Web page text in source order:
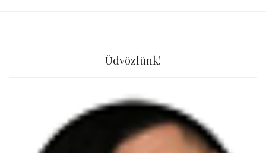
Üdvözlünk!